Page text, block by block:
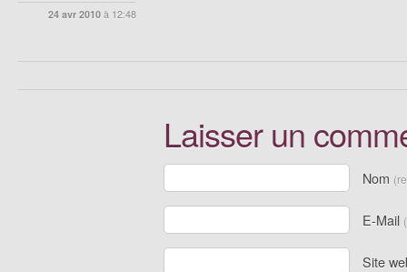
24 avr 2010 à 12:48
Laisser un
Nom
E-Mail
Site